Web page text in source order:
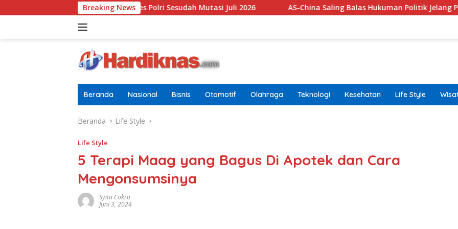
ke
Breaking News
Terbaru Di Pusdokkes Polri Sesudah Mutasi Juli 2026 AS-China Saling Balas Hukuman Politik Jelang Pertemuan
Beranda Nasional Bisnis Otomotif Olahraga Teknologi Kesehatan Life Style
Beranda Life Style
Life Style
5 Terapi Maag yang Bagus Di Apotek dan Cara
Mengonsumsinya
Syita Cokro
Juni 3, 2024